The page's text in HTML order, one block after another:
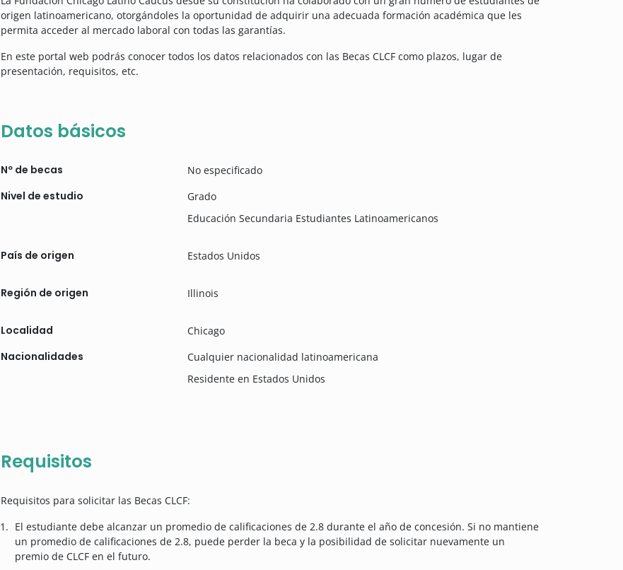
origen latinoamericano, otorgándoles la oportunidad de adquirir una adecuada formación académica que les
permita acceder al mercado laboral con todas las garantías.
En este portal web podrás conocer todos los datos relacionados con las Becas CLCF como plazos, lugar de
presentación, requisitos, etc.
Datos básicos
Nº de becas No especificado
Nivel de estudio
Grado
Educación Secundaria Estudiantes Latinoamericanos
País de origen Estados Unidos
Región de origen Illinois
Localidad Chicago
Nacionalidades
Cualquier nacionalidad latinoamericana
Residente en Estados Unidos
Requisitos
Requisitos para solicitar las Becas CLCF:
El estudiante debe alcanzar un promedio de calificaciones de 2.8 durante el año de concesión. Si no mantiene
un promedio de calificaciones de 2.8, puede perder la beca y la posibilidad de solicitar nuevamente un
premio de CLCF en el futuro.